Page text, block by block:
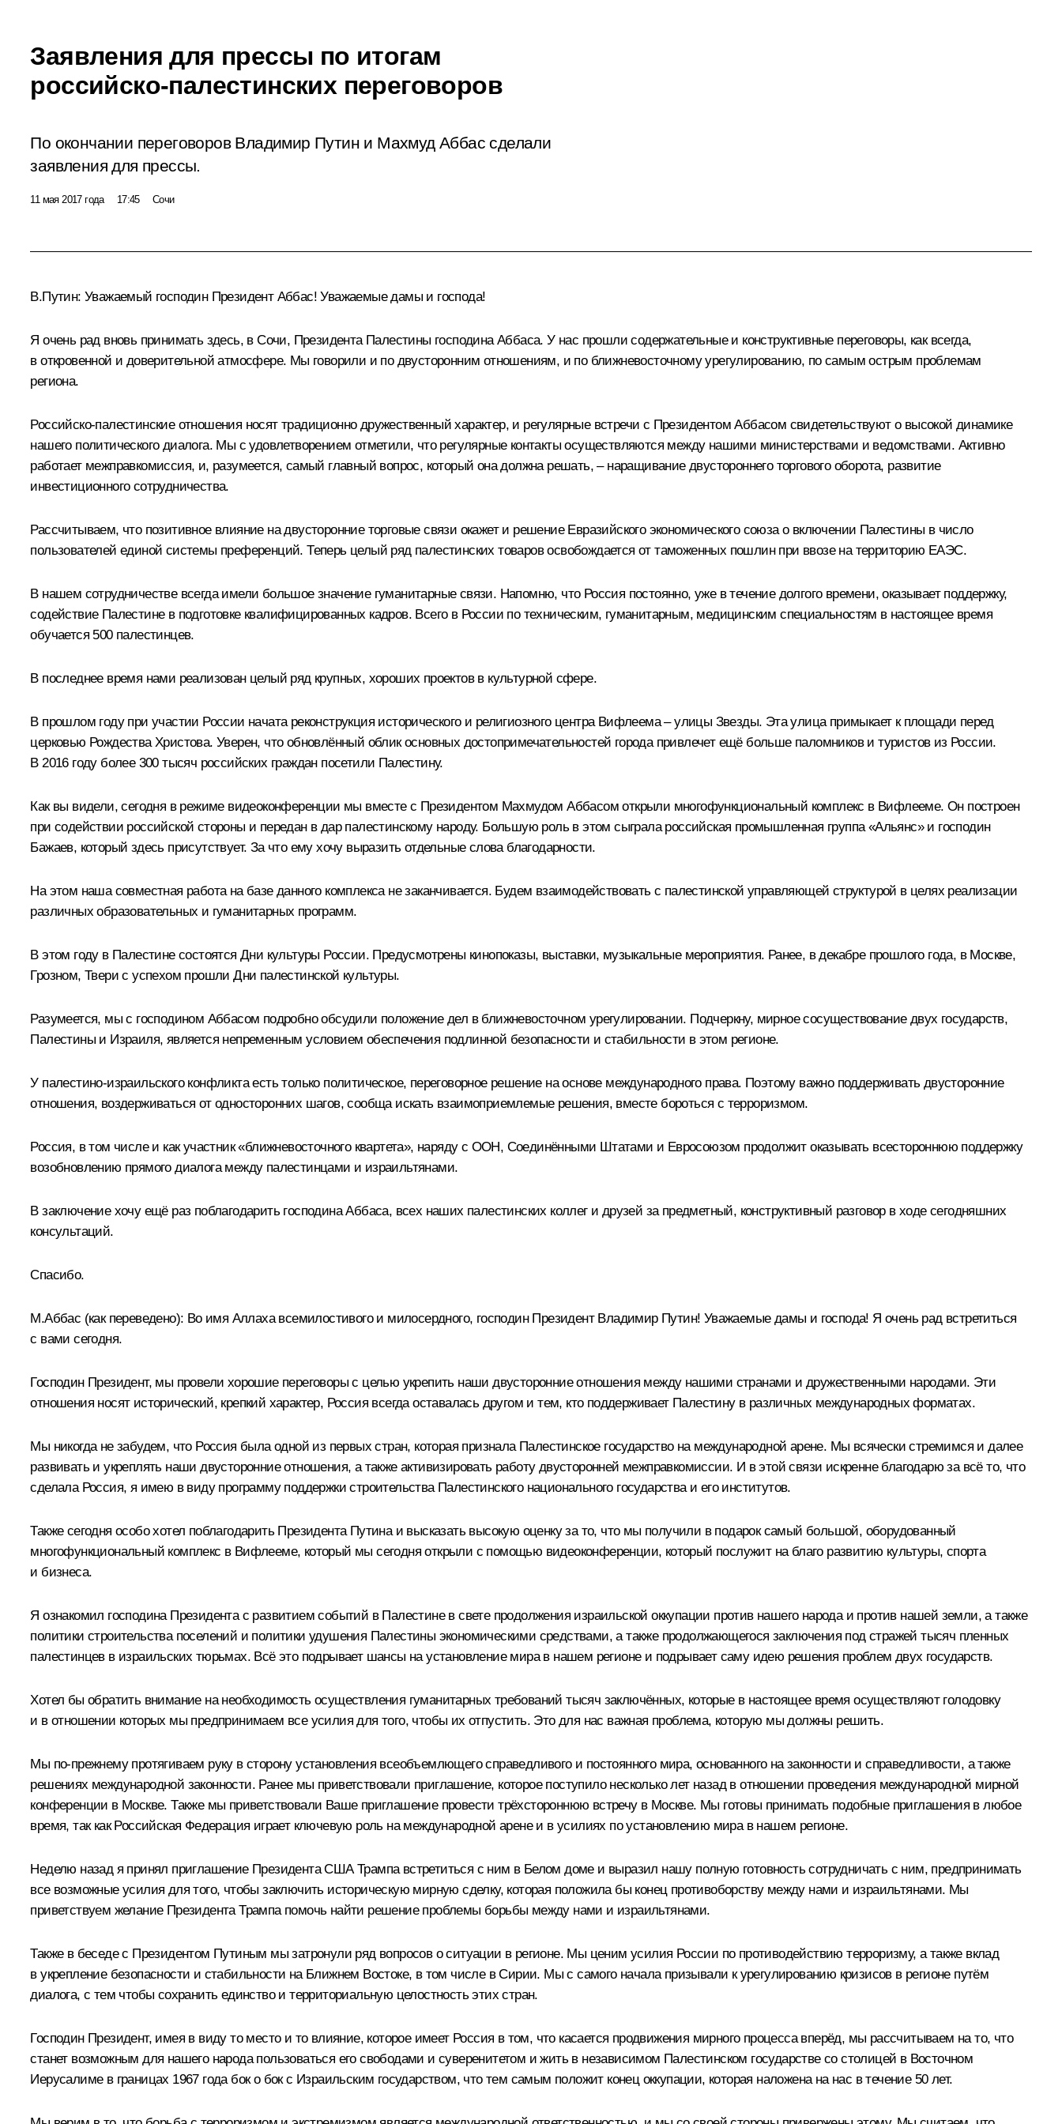
Заявления для прессы по итогам
российско-палестинских переговоров
По окончании переговоров Владимир Путин и Махмуд Аббас сделали
заявления для прессы.
11 мая 2017 года 17:45 Сочи
В.Путин: Уважаемый господин Президент Аббас! Уважаемые дамы и господа!
Я очень рад вновь принимать здесь, в Сочи, Президента Палестины господина Аббаса. У нас прошли содержательные и конструктивные переговоры, как всегда,
в откровенной и доверительной атмосфере. Мы говорили и по двусторонним отношениям, и по ближневосточному урегулированию, по самым острым проблемам
региона.
Российско-палестинские отношения носят традиционно дружественный характер, и регулярные встречи с Президентом Аббасом свидетельствуют о высокой динамике
нашего политического диалога. Мы с удовлетворением отметили, что регулярные контакты осуществляются между нашими министерствами и ведомствами. Активно
работает межправкомиссия, и, разумеется, самый главный вопрос, который она должна решать, – наращивание двустороннего торгового оборота, развитие
инвестиционного сотрудничества.
Рассчитываем, что позитивное влияние на двусторонние торговые связи окажет и решение Евразийского экономического союза о включении Палестины в число
пользователей единой системы преференций. Теперь целый ряд палестинских товаров освобождается от таможенных пошлин при ввозе на территорию ЕАЭС.
В нашем сотрудничестве всегда имели большое значение гуманитарные связи. Напомню, что Россия постоянно, уже в течение долгого времени, оказывает поддержку,
содействие Палестине в подготовке квалифицированных кадров. Всего в России по техническим, гуманитарным, медицинским специальностям в настоящее время
обучается 500 палестинцев.
В последнее время нами реализован целый ряд крупных, хороших проектов в культурной сфере.
В прошлом году при участии России начата реконструкция исторического и религиозного центра Вифлеема – улицы Звезды. Эта улица примыкает к площади перед
церковью Рождества Христова. Уверен, что обновлённый облик основных достопримечательностей города привлечет ещё больше паломников и туристов из России.
В 2016 году более 300 тысяч российских граждан посетили Палестину.
Как вы видели, сегодня в режиме видеоконференции мы вместе с Президентом Махмудом Аббасом открыли многофункциональный комплекс в Вифлееме. Он построен
при содействии российской стороны и передан в дар палестинскому народу. Большую роль в этом сыграла российская промышленная группа «Альянс» и господин
Бажаев, который здесь присутствует. За что ему хочу выразить отдельные слова благодарности.
На этом наша совместная работа на базе данного комплекса не заканчивается. Будем взаимодействовать с палестинской управляющей структурой в целях реализации
различных образовательных и гуманитарных программ.
В этом году в Палестине состоятся Дни культуры России. Предусмотрены кинопоказы, выставки, музыкальные мероприятия. Ранее, в декабре прошлого года, в Москве,
Грозном, Твери с успехом прошли Дни палестинской культуры.
Разумеется, мы с господином Аббасом подробно обсудили положение дел в ближневосточном урегулировании. Подчеркну, мирное сосуществование двух государств,
Палестины и Израиля, является непременным условием обеспечения подлинной безопасности и стабильности в этом регионе.
У палестино-израильского конфликта есть только политическое, переговорное решение на основе международного права. Поэтому важно поддерживать двусторонние
отношения, воздерживаться от односторонних шагов, сообща искать взаимоприемлемые решения, вместе бороться с терроризмом.
Россия, в том числе и как участник «ближневосточного квартета», наряду с ООН, Соединёнными Штатами и Евросоюзом продолжит оказывать всестороннюю поддержку
возобновлению прямого диалога между палестинцами и израильтянами.
В заключение хочу ещё раз поблагодарить господина Аббаса, всех наших палестинских коллег и друзей за предметный, конструктивный разговор в ходе сегодняшних
консультаций.
Спасибо.
М.Аббас (как переведено): Во имя Аллаха всемилостивого и милосердного, господин Президент Владимир Путин! Уважаемые дамы и господа! Я очень рад встретиться
с вами сегодня.
Господин Президент, мы провели хорошие переговоры с целью укрепить наши двусторонние отношения между нашими странами и дружественными народами. Эти
отношения носят исторический, крепкий характер, Россия всегда оставалась другом и тем, кто поддерживает Палестину в различных международных форматах.
Мы никогда не забудем, что Россия была одной из первых стран, которая признала Палестинское государство на международной арене. Мы всячески стремимся и далее
развивать и укреплять наши двусторонние отношения, а также активизировать работу двусторонней межправкомиссии. И в этой связи искренне благодарю за всё то, что
сделала Россия, я имею в виду программу поддержки строительства Палестинского национального государства и его институтов.
Также сегодня особо хотел поблагодарить Президента Путина и высказать высокую оценку за то, что мы получили в подарок самый большой, оборудованный
многофункциональный комплекс в Вифлееме, который мы сегодня открыли с помощью видеоконференции, который послужит на благо развитию культуры, спорта
и бизнеса.
Я ознакомил господина Президента с развитием событий в Палестине в свете продолжения израильской оккупации против нашего народа и против нашей земли, а также
политики строительства поселений и политики удушения Палестины экономическими средствами, а также продолжающегося заключения под стражей тысяч пленных
палестинцев в израильских тюрьмах. Всё это подрывает шансы на установление мира в нашем регионе и подрывает саму идею решения проблем двух государств.
Хотел бы обратить внимание на необходимость осуществления гуманитарных требований тысяч заключённых, которые в настоящее время осуществляют голодовку
и в отношении которых мы предпринимаем все усилия для того, чтобы их отпустить. Это для нас важная проблема, которую мы должны решить.
Мы по-прежнему протягиваем руку в сторону установления всеобъемлющего справедливого и постоянного мира, основанного на законности и справедливости, а также
решениях международной законности. Ранее мы приветствовали приглашение, которое поступило несколько лет назад в отношении проведения международной мирной
конференции в Москве. Также мы приветствовали Ваше приглашение провести трёхстороннюю встречу в Москве. Мы готовы принимать подобные приглашения в любое
время, так как Российская Федерация играет ключевую роль на международной арене и в усилиях по установлению мира в нашем регионе.
Неделю назад я принял приглашение Президента США Трампа встретиться с ним в Белом доме и выразил нашу полную готовность сотрудничать с ним, предпринимать
все возможные усилия для того, чтобы заключить историческую мирную сделку, которая положила бы конец противоборству между нами и израильтянами. Мы
приветствуем желание Президента Трампа помочь найти решение проблемы борьбы между нами и израильтянами.
Также в беседе с Президентом Путиным мы затронули ряд вопросов о ситуации в регионе. Мы ценим усилия России по противодействию терроризму, а также вклад
в укрепление безопасности и стабильности на Ближнем Востоке, в том числе в Сирии. Мы с самого начала призывали к урегулированию кризисов в регионе путём
диалога, с тем чтобы сохранить единство и территориальную целостность этих стран.
Господин Президент, имея в виду то место и то влияние, которое имеет Россия в том, что касается продвижения мирного процесса вперёд, мы рассчитываем на то, что
станет возможным для нашего народа пользоваться его свободами и суверенитетом и жить в независимом Палестинском государстве со столицей в Восточном
Иерусалиме в границах 1967 года бок о бок с Израильским государством, что тем самым положит конец оккупации, которая наложена на нас в течение 50 лет.